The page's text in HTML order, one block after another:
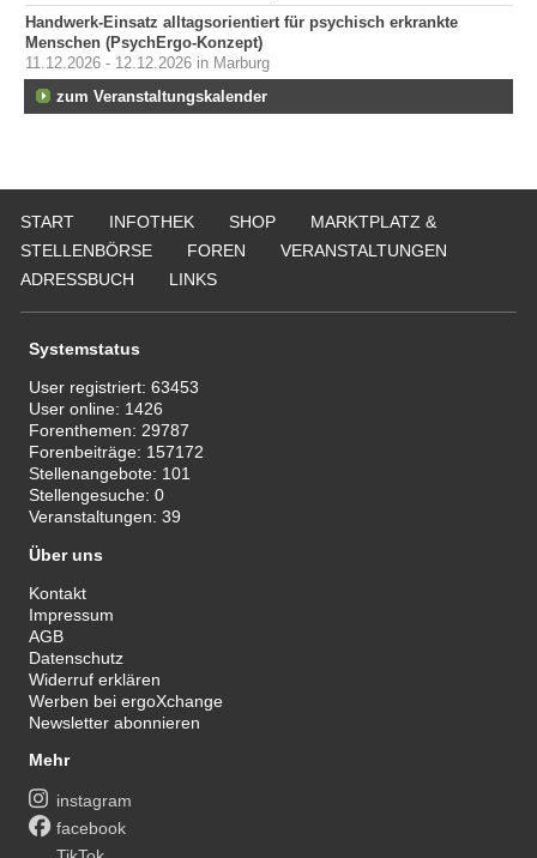
Handwerk-Einsatz alltagsorientiert für psychisch erkrankte
Menschen (PsychErgo-Konzept)
11.12.2026 - 12.12.2026 in Marburg
zum Veranstaltungskalender
START INFOTHEK SHOP
MARKTPLATZ &
STELLENBÖRSE
FOREN
VERANSTALTUNGEN
ADRESSBUCH
LINKS
Systemstatus
User registriert:63453
User online: 1426
Forenthemen: 29787
Forenbeiträge: 157172
Stellenangebote: 101
Stellengesuche:0
Veranstaltungen:39
Über uns
Kontakt
Impressum
AGB
Datenschutz
Widerruf erklären
Werben bei ergoXchange
Newsletter abonnieren
Mehr
instagram
facebook